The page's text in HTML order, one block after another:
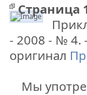
Страница
- 2008 - № 4.
оригинал
Мы